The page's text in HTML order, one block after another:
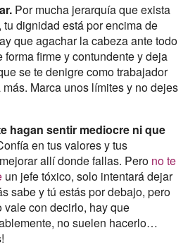
Por mucha jerarquía que exista
dignidad está por encima de
que agachar la cabeza ante todo
firme y contundente y deja
se te denigre como trabajador
Marca unos límites y no dejes
hagan sentir mediocre ni que
en tus valores y tus
allí donde fallas. Pero no te
un jefe tóxico, solo intentará dejar
sabe y tú estás por debajo, pero
vale con decirlo, hay que
no suelen hacerlo…